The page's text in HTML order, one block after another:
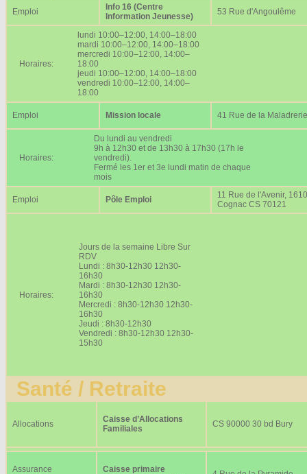
Emploi
Info 16 (Centre
Information Jeunesse)
53 Rue d'Angoulême
Horaires:
lundi 10:00–12:00, 14:00–18:00
mardi 10:00–12:00, 14:00–18:00
mercredi 10:00–12:00, 14:00–
18:00
jeudi 10:00–12:00, 14:00–18:00
vendredi 10:00–12:00, 14:00–
18:00
Emploi Mission locale 41 Rue de la Maladrerie
Horaires:
Du lundi au vendredi
9h à 12h30 et de 13h30 à 17h30 (17h le
vendredi).
Fermé les 1er et 3e lundi matin de chaque
mois
Emploi Pôle Emploi
11 Rue de l'Avenir,
Cognac CS 70121
Horaires:
Jours de la semaine Libre Sur
RDV
Lundi : 8h30-12h30 12h30-
16h30
Mardi : 8h30-12h30 12h30-
16h30
Mercredi : 8h30-12h30 12h30-
16h30
Jeudi : 8h30-12h30
Vendredi : 8h30-12h30 12h30-
15h30
Santé / Retraite
Allocations
Caisse d’Allocations
Familiales
CS 90000 30 bd Bury
Assurance
Caisse primaire